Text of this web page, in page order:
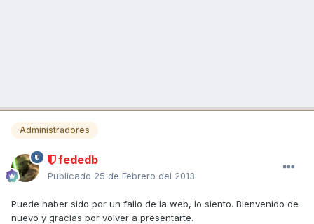
Administradores
fededb
Publicado 25 de Febrero del 2013
Puede haber sido por un fallo de la web, lo siento. Bienvenido de
nuevo y gracias por volver a presentarte.